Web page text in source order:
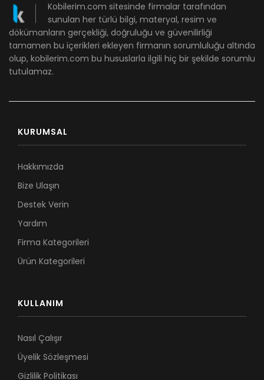
Kobilerim.com sitesinde firmalar tarafından
sunulan her türlü bilgi, materyal, resim ve
dökümanların gerçekliği, doğruluğu ve güvenilirliği
tamamen bu içerikleri ekleyen firmanın sorumluluğu altında
olup, kobilerim.com bu hususlarla ilgili hiç bir şekilde sorumlu
tutulamaz.
KURUMSAL
Hakkımızda
Bize Ulaşın
Destek Verin
Yardım
Firma Kategorileri
Ürün Kategorileri
KULLANIM
Nasıl Çalışır
Üyelik Sözleşmesi
Gizlilik Politikası